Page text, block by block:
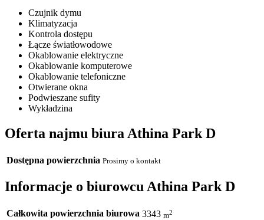
Czujnik dymu
Klimatyzacja
Kontrola dostępu
Łącze światłowodowe
Okablowanie elektryczne
Okablowanie komputerowe
Okablowanie telefoniczne
Otwierane okna
Podwieszane sufity
Wykładzina
Oferta najmu biura Athina Park D
Dostępna powierzchnia Prosimy o kontakt
Informacje o biurowcu Athina Park D
Całkowita powierzchnia biurowa 3343 m2